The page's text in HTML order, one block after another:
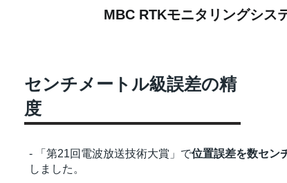
MBC RTKモニタリングシス
センチメートル級誤差の精
度
- 「第21回電波放送技術大賞」で位置誤差を数セン
しました。